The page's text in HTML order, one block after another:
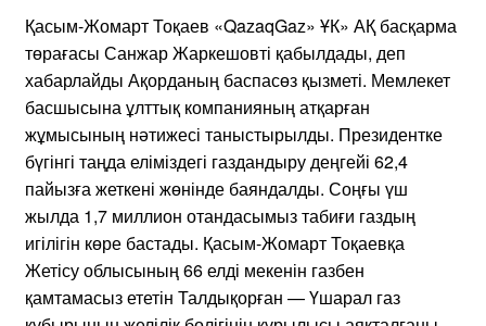
Қасым-Жомарт Тоқаев «QazaqGaz» ҰК» АҚ басқарма
төрағасы Санжар Жаркешовті қабылдады, деп
хабарлайды Ақорданың баспасөз қызметі. Мемлекет
басшысына ұлттық компанияның атқарған
жұмысының нәтижесі таныстырылды. Президентке
бүгінгі таңда еліміздегі газдандыру деңгейі 62,4
пайызға жеткені жөнінде баяндалды. Соңғы үш
жылда 1,7 миллион отандасымыз табиғи газдың
игілігін көре бастады. Қасым-Жомарт Тоқаевқа
Жетісу облысының 66 елді мекенін газбен
қамтамасыз ететін Талдықорған — Үшарал газ